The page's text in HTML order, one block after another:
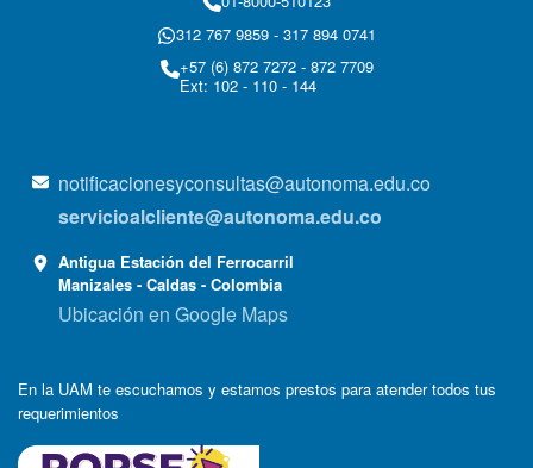
312 767 9859 - 317 894 0741
+57 (6) 872 7272 - 872 7709
Ext: 102 - 110 - 144
notificacionesyconsultas@autonoma.edu.co
servicioalcliente@autonoma.edu.co
Antigua Estación del Ferrocarril
Manizales - Caldas - Colombia
Ubicación en Google Maps
En la UAM te escuchamos y estamos prestos para atender todos tus
requerimientos